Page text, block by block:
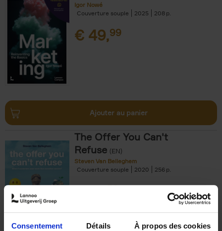
Consentement Détails À propos des cookies
Igor Nowé
Couverture souple
2025 208
€ 49,99
Ajouter au panier
The Offer You Can't
Refuse (EN)
Steven Van Belleghem
Couverture souple
2020 256
€37,50